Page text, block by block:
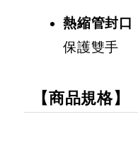
熱縮管封口
保護雙手
【商品規格】